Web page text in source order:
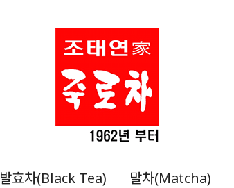
발효차(Black Tea) 말차(Matcha)